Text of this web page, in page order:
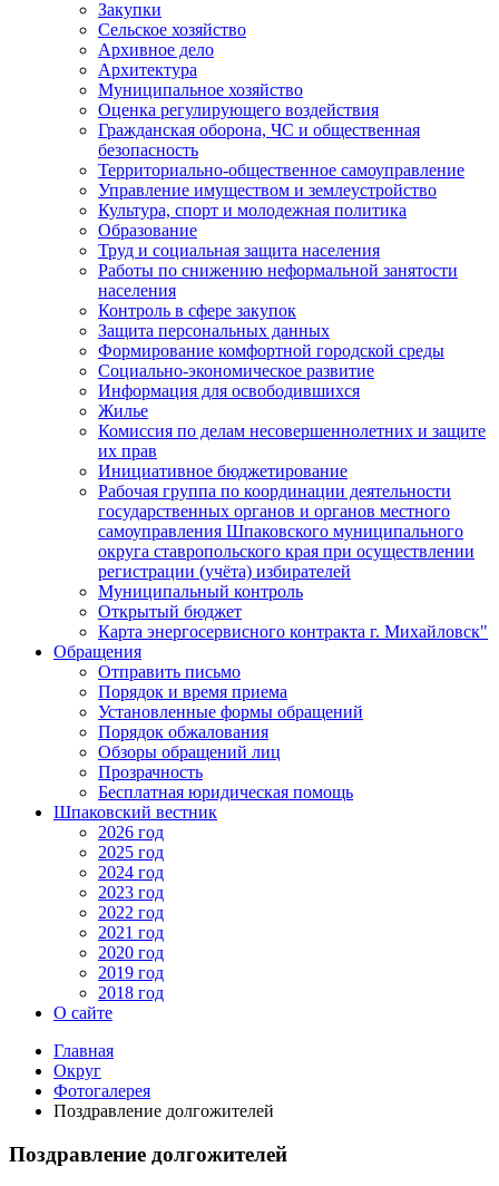
Закупки
Сельское хозяйство
Архивное дело
Архитектура
Муниципальное хозяйство
Оценка регулирующего воздействия
Гражданская оборона, ЧС и общественная
безопасность
Территориально-общественное самоуправление
Управление имуществом и землеустройство
Культура, спорт и молодежная политика
Образование
Труд и социальная защита населения
Работы по снижению неформальной занятости
населения
Контроль в сфере закупок
Защита персональных данных
Формирование комфортной городской среды
Социально-экономическое развитие
Информация для освободившихся
Жилье
Комиссия по делам несовершеннолетних и защите
их прав
Инициативное бюджетирование
Рабочая группа по координации деятельности
государственных органов и органов местного
самоуправления Шпаковского муниципального
округа ставропольского края при осуществлении
регистрации (учёта) избирателей
Муниципальный контроль
Открытый бюджет
Карта энергосервисного контракта г. Михайловск"
Обращения
Отправить письмо
Порядок и время приема
Установленные формы обращений
Порядок обжалования
Обзоры обращений лиц
Прозрачность
Бесплатная юридическая помощь
Шпаковский вестник
2026 год
2025 год
2024 год
2023 год
2022 год
2021 год
2020 год
2019 год
2018 год
О сайте
Главная
Округ
Фотогалерея
Поздравление долгожителей
Поздравление долгожителей